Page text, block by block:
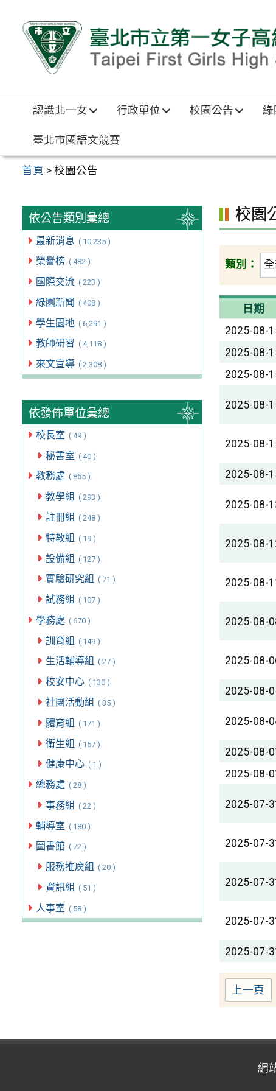
認識北一女 行政單位 校園公告 綠
臺北市國語文競賽
首頁 >校園公告
依公告類別彙總
最新消息 ( 10,235 )
榮譽榜 ( 482 )
國際交流 ( 223 )
綠園新聞 ( 408 )
學生園地 ( 6,291 )
教師研習 ( 4,118 )
來文宣導 ( 2,308 )
依發佈單位彙總
校長室 ( 49 )
秘書室 ( 40 )
教務處 ( 865 )
教學組 ( 293 )
註冊組 ( 248 )
特教組 ( 19 )
設備組 ( 127 )
實驗研究組 ( 71 )
試務組 ( 107 )
學務處 ( 670 )
訓育組 ( 149 )
生活輔導組 ( 27 )
校安中心 ( 130 )
社團活動組 ( 35 )
體育組 ( 171 )
衛生組 ( 157 )
健康中心 ( 1 )
總務處 ( 28 )
事務組 ( 22 )
輔導室 ( 180 )
圖書館 ( 72 )
服務推廣組 ( 20 )
資訊組 ( 51 )
人事室 ( 58 )
校園
類別：
日期
2025-08-
2025-08-
2025-08-
2025-08-
2025-08-
2025-08-
2025-08-
2025-08-
2025-08-
2025-08-
2025-08-
2025-08-
2025-08-
2025-08-
2025-08-
2025-07-
2025-07-
2025-07-
2025-07-
2025-07-
上一頁
網